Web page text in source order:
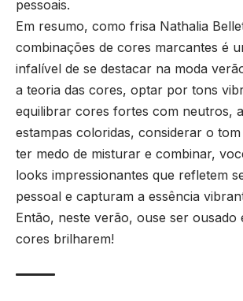
pessoais.
Em resumo, como frisa Nathalia
combinações de cores marcantes é
infalível de se destacar na moda
a teoria das cores, optar por tons
equilibrar cores fortes com neutros,
estampas coloridas, considerar o
ter medo de misturar e combinar,
looks impressionantes que refletem
pessoal e capturam a essência
Então, neste verão, ouse ser ousado
cores brilharem!